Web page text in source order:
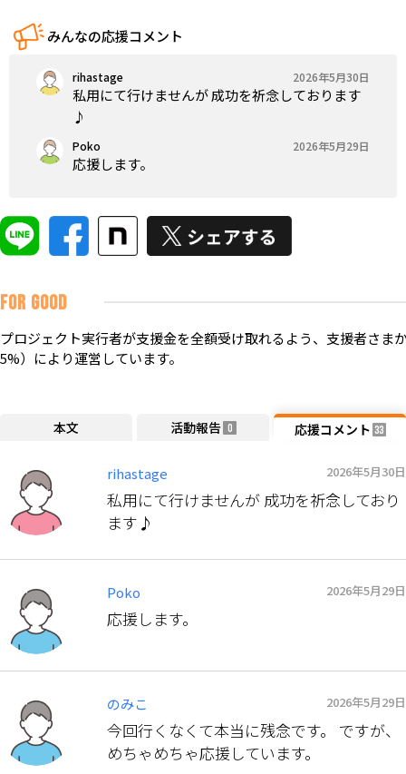
みんなの応援コメント
rihastage 2026年5月30日
私用にて行けませんが 成功を祈念しております
♪
Poko 2026年5月29日
応援します。
FOR GOOD
プロジェクト実行者が支援金を全額受け取れるよう、支援者さま
5%）により運営しています。
本文 活動報告 0 応援コメント 33
rihastage 2026年5月30日
私用にて行けませんが 成功を祈念しており
ます♪
Poko 2026年5月29日
応援します。
のみこ 2026年5月29日
今回行くなくて本当に残念です。 ですが、
めちゃめちゃ応援しています。